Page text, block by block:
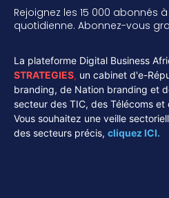
Rejoignez les 15 000 abonnés
quotidienne. Abonnez-vous
La plateforme Digital Business
STRATEGIES, un cabinet d'e-
branding, de Nation branding et
secteur des TIC, des Télécoms
Vous souhaitez une veille
des secteurs précis, cliquez ICI.